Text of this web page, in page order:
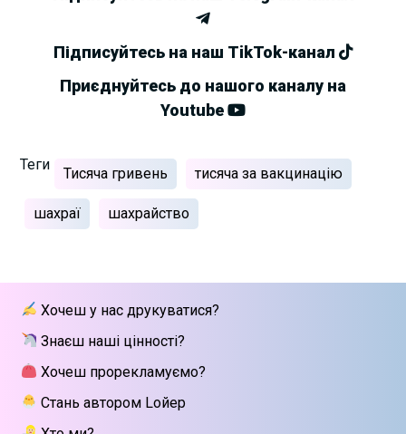
Підписуйтесь на наш TikTok-канал
Приєднуйтесь до нашого каналу на
Youtube
Теги
Тисяча гривень тисяча за вакцинацію
шахраї шахрайство
Хочеш у нас друкуватися?
Знаєш наші цінності?
Хочеш прорекламуємо?
Стань автором Lойер